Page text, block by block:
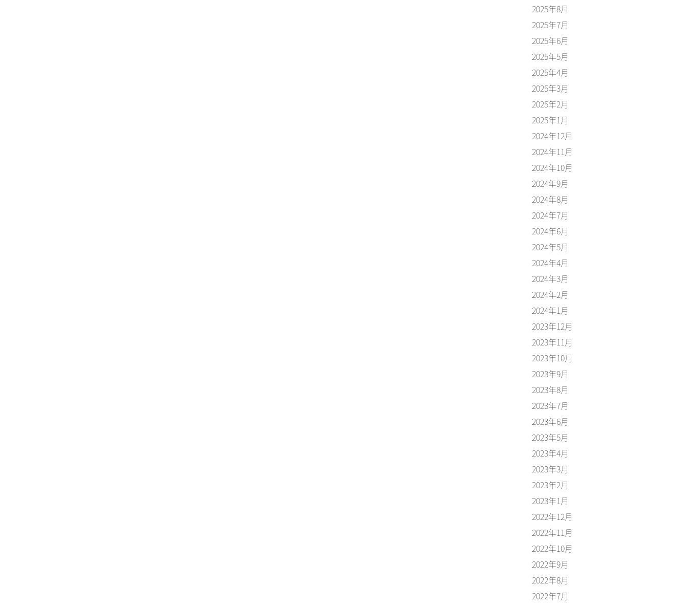
2025年8月
2025年7月
2025年6月
2025年5月
2025年4月
2025年3月
2025年2月
2025年1月
2024年12月
2024年11月
2024年10月
2024年9月
2024年8月
2024年7月
2024年6月
2024年5月
2024年4月
2024年3月
2024年2月
2024年1月
2023年12月
2023年11月
2023年10月
2023年9月
2023年8月
2023年7月
2023年6月
2023年5月
2023年4月
2023年3月
2023年2月
2023年1月
2022年12月
2022年11月
2022年10月
2022年9月
2022年8月
2022年7月